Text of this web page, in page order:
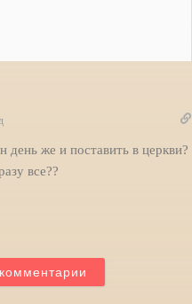
день же и поставить в церкви?
все??